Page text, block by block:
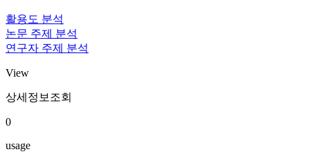
활용도 분석
논문 주제 분석
연구자 주제 분석
View
상세정보조회
0
usage